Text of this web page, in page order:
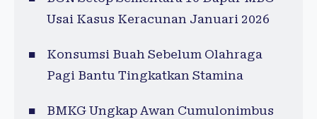
Usai Kasus Keracunan Januari 2026
Konsumsi Buah Sebelum Olahraga
Pagi Bantu Tingkatkan Stamina
BMKG Ungkap Awan Cumulonimbus